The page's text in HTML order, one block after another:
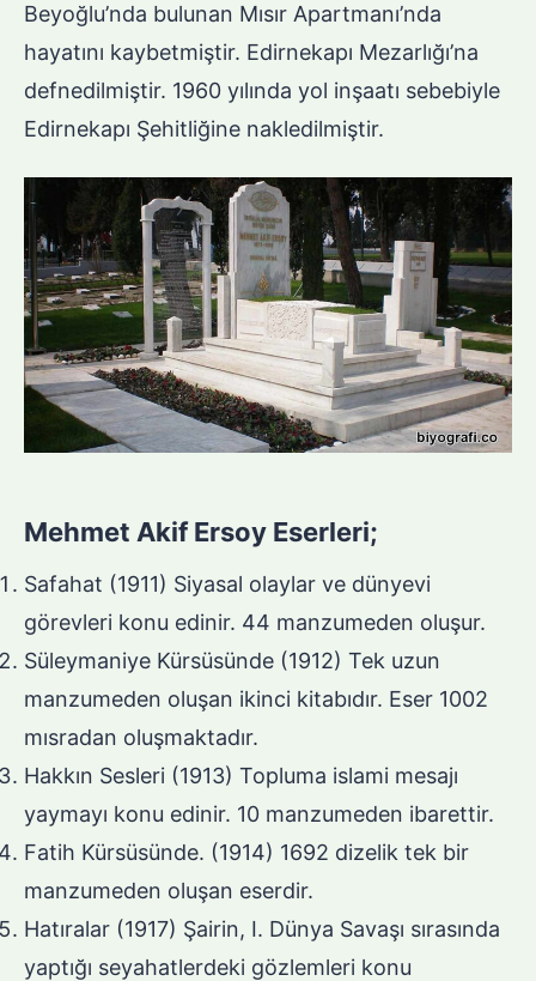
Beyoğlu’nda bulunan Mısır Apartmanı’nda
hayatını kaybetmiştir. Edirnekapı Mezarlığı’na
defnedilmiştir. 1960 yılında yol inşaatı sebebiyle
Edirnekapı Şehitliğine nakledilmiştir.
Mehmet Akif Ersoy Eserleri;
Safahat (1911) Siyasal olaylar ve dünyevi
görevleri konu edinir. 44 manzumeden oluşur.
Süleymaniye Kürsüsünde (1912) Tek uzun
manzumeden oluşan ikinci kitabıdır. Eser 1002
mısradan oluşmaktadır.
Hakkın Sesleri (1913) Topluma islami mesajı
yaymayı konu edinir. 10 manzumeden ibarettir.
Fatih Kürsüsünde. (1914) 1692 dizelik tek bir
manzumeden oluşan eserdir.
Hatıralar (1917) Şairin, I. Dünya Savaşı sırasında
yaptığı seyahatlerdeki gözlemleri konu